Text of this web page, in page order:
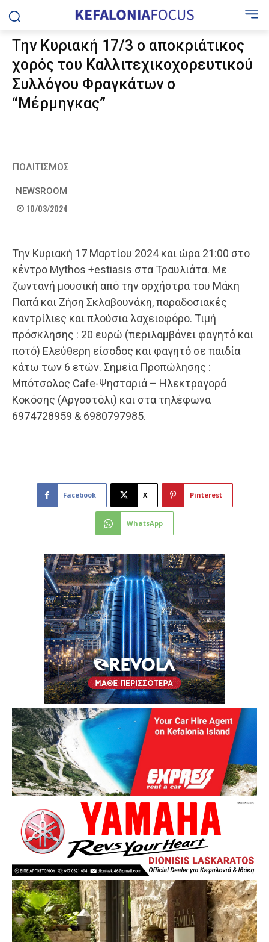
Την Κυριακή 17/3 ο αποκριάτικος
χορός του Καλλιτεχικοχορευτικού
Συλλόγου Φραγκάτων ο
“Μέρμηγκας”
ΠΟΛΙΤΙΣΜΟΣ
NEWSROOM
10/03/2024
Tην Κυριακή 17 Μαρτίου 2024 και ώρα 21:00 στο
κέντρο Mythos +estiasis στα Τραυλιάτα. Με
ζωντανή μουσική από την ορχήστρα του Μάκη
Παπά και Ζήση Σκλαβουνάκη, παραδοσιακές
καντρίλιες και πλούσια λαχειοφόρο. Τιμή
πρόσκλησης : 20 ευρώ (περιλαμβάνει φαγητό και
ποτό) Ελεύθερη είσοδος και φαγητό σε παιδία
κάτω των 6 ετών. Σημεία Προπώλησης :
Μπότσολος Cafe-Ψησταριά – Ηλεκτραγορά
Κοκόσης (Αργοστόλι) και στα τηλέφωνα
6974728959 & 6980797985.
Facebook X Pinterest
WhatsApp